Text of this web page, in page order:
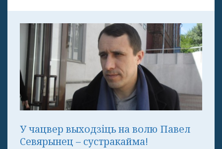
У чацвер выходзіць на волю Павел
Севярынец – сустракайма!